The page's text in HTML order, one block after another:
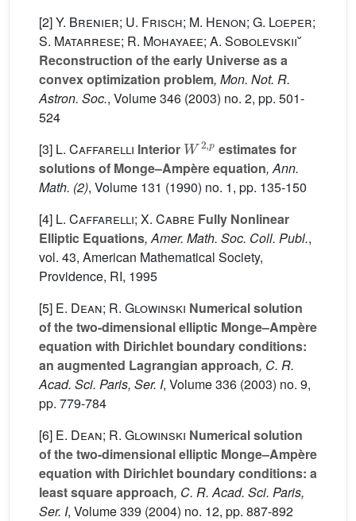
[2]Y. Brenier; U. Frisch; M. Henon; G. Loeper;
S. Matarrese; R. Mohayaee; A. Sobolevskii˘
Reconstruction of the early Universe as a
convex optimization problem, Mon. Not. R.
Astron. Soc., Volume 346 (2003) no. 2, pp. 501-
524
[3] L. Caffarelli Interior
2
estimates for
solutions of Monge–Ampère equation, Ann.
Math. (2), Volume 131 (1990) no. 1, pp. 135-150
[4] L. Caffarelli; X. Cabre Fully Nonlinear
Elliptic Equations, Amer. Math. Soc. Coll. Publ.,
vol. 43, American Mathematical Society,
Providence, RI, 1995
[5] E. Dean; R. Glowinski Numerical solution
of the two-dimensional elliptic Monge–Ampère
equation with Dirichlet boundary conditions:
an augmented Lagrangian approach, C. R.
Acad. Sci. Paris, Ser. I, Volume 336 (2003) no. 9,
pp. 779-784
[6] E. Dean; R. Glowinski Numerical solution
of the two-dimensional elliptic Monge–Ampère
equation with Dirichlet boundary conditions: a
least square approach, C. R. Acad. Sci. Paris,
Ser. I, Volume 339 (2004) no. 12, pp. 887-892